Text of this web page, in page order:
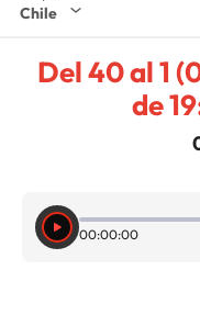
Chile
Del 40 al 1
de
00:00:00